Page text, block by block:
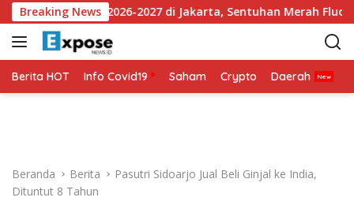
a
g
u
Breaking News
Ketiga 2026-2027 di Jakarta, Sentuhan Merah Fluoresen
Berita HOT Info Covid19 Saham Crypto Daerah
Beranda Berita
Pasutri Sidoarjo Jual Beli Ginjal ke India,
Dituntut 8 Tahun